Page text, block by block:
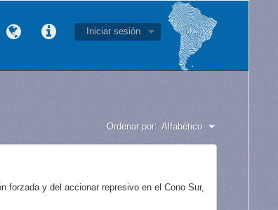
Iniciar sesión
Ordenar por: Alfabético
forzada y del accionar represivo en el Cono Sur,